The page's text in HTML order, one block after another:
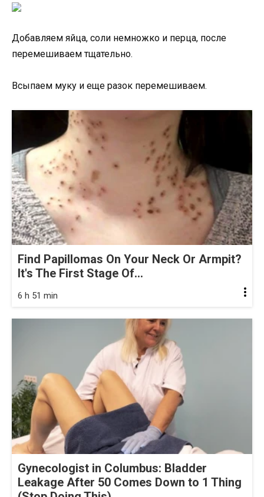
Добавляем яйца, соли немножко и перца, после
перемешиваем тщательно.
Всыпаем муку и еще разок перемешиваем.
Find Papillomas On Your Neck Or Armpit?
It's The First Stage Of...
6 h 51 min
Gynecologist in Columbus: Bladder
Leakage After 50 Comes Down to 1 Thing